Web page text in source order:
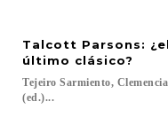
Talcott Parsons: ¿el
último clásico?
Tejeiro Sarmiento, Clemencia
(ed.)...